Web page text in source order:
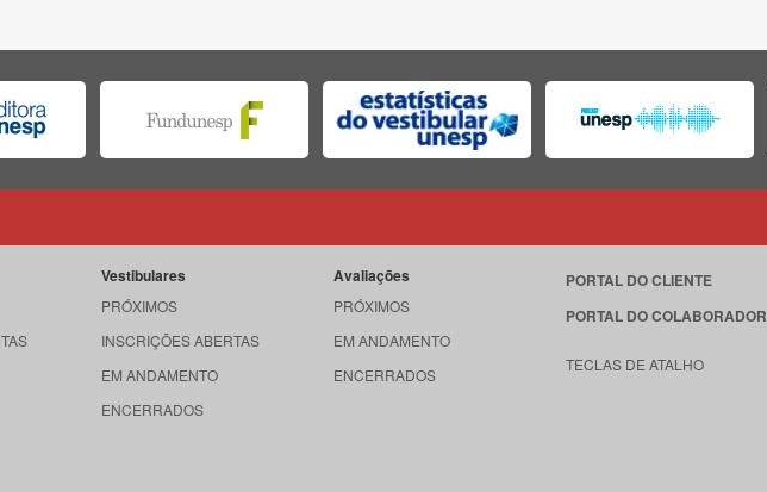
Vestibulares
PRÓXIMOS
INSCRIÇÕES ABERTAS
EM ANDAMENTO
ENCERRADOS
Avaliações
PRÓXIMOS
EM ANDAMENTO
ENCERRADOS
PORTAL DO CLIENTE
PORTAL DO COLABORADOR
TECLAS DE ATALHO